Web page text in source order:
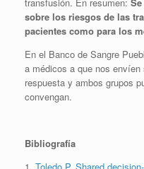
sobre los riesgos de las
pacientes como para los
En el Banco de Sangre
a médicos a que nos
respuesta y ambos grupos
convengan.
Bibliografía